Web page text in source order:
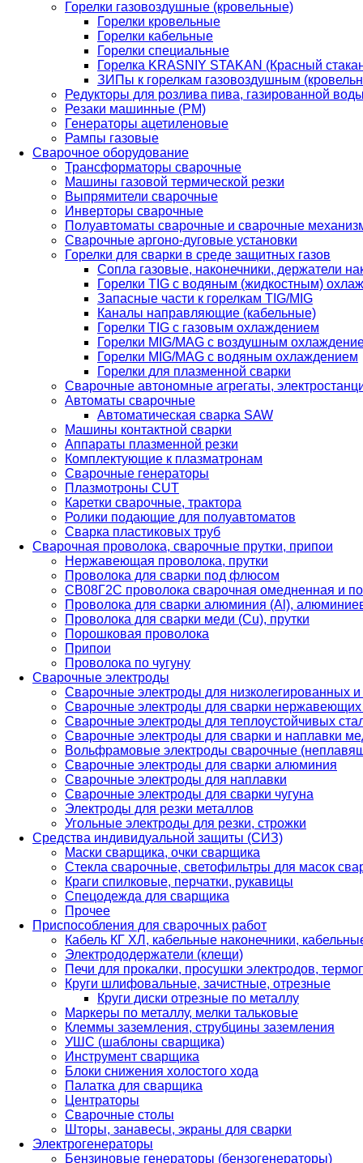
Горелки газовоздушные (кровельные)
Горелки кровельные
Горелки кабельные
Горелки специальные
Горелка KRASNIY STAKAN (Красный
ЗИПы к горелкам газовоздушным
Редукторы для розлива пива, газированной
Резаки машинные (РМ)
Генераторы ацетиленовые
Рампы газовые
Сварочное оборудование
Трансформаторы сварочные
Машины газовой термической резки
Выпрямители сварочные
Инверторы сварочные
Полуавтоматы сварочные и сварочные
Сварочные аргоно-дуговые установки
Горелки для сварки в среде защитных газов
Сопла газовые, наконечники, держатели
Горелки TIG с водяным (жидкостным)
Запасные части к горелкам TIG/MIG
Каналы направляющие (кабельные)
Горелки TIG с газовым охлаждением
Горелки MIG/MAG с воздушным
Горелки MIG/MAG с водяным охлаждением
Горелки для плазменной сварки
Сварочные автономные агрегаты,
Автоматы сварочные
Автоматическая сварка SAW
Машины контактной сварки
Аппараты плазменной резки
Комплектующие к плазматронам
Сварочные генераторы
Плазмотроны CUT
Каретки сварочные, трактора
Ролики подающие для полуавтоматов
Сварка пластиковых труб
Сварочная проволока, сварочные прутки, припои
Нержавеющая проволока, прутки
Проволока для сварки под флюсом
СВ08Г2С проволока сварочная омедненная и
Проволока для сварки алюминия (Al),
Проволока для сварки меди (Cu), прутки
Порошковая проволока
Припои
Проволока по чугуну
Сварочные электроды
Сварочные электроды для низколегированных и
Сварочные электроды для сварки
Сварочные электроды для теплоустойчивых
Сварочные электроды для сварки и наплавки
Вольфрамовые электроды сварочные
Сварочные электроды для сварки алюминия
Сварочные электроды для наплавки
Сварочные электроды для сварки чугуна
Электроды для резки металлов
Угольные электроды для резки, строжки
Средства индивидуальной защиты (СИЗ)
Маски сварщика, очки сварщика
Стекла сварочные, светофильтры для масок
Краги спилковые, перчатки, рукавицы
Спецодежда для сварщика
Прочее
Приспособления для сварочных работ
Кабель КГ ХЛ, кабельные наконечники,
Электрододержатели (клещи)
Печи для прокалки, просушки электродов,
Круги шлифовальные, зачистные, отрезные
Круги диски отрезные по металлу
Маркеры по металлу, мелки тальковые
Клеммы заземления, струбцины заземления
УШС (шаблоны сварщика)
Инструмент сварщика
Блоки снижения холостого хода
Палатка для сварщика
Центраторы
Сварочные столы
Шторы, занавесы, экраны для сварки
Электрогенераторы
Бензиновые генераторы (бензогенераторы)